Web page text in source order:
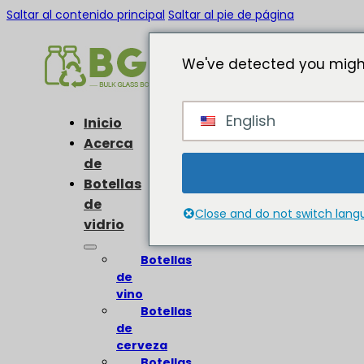
Saltar al contenido principal Saltar al pie de página
Inicio
Acerca
de
Botellas
de
vidrio
Botellas
de
vino
Botellas
de
cerveza
We've detected you
English
Close and do not switch